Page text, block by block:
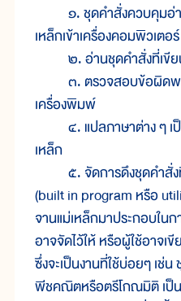
๑. ชุดคำสั่งควบคุมอ่า
เหล็กเข้าเครื่องคอมพิวเตอร์
๒. อ่านชุดคำสั่งที่เขียน
๓. ตรวจสอบข้อผิดพ
เครื่องพิมพ์
๔. แปลภาษาต่าง ๆ เป็น
เหล็ก
๕. จัดการดึงชุดคำสั่งที่
(built in program หรือ
จานแม่เหล็กมาประกอบใน
อาจจัดไว้ให้ หรือผู้ใช้อาจเ
ซึ่งจะเป็นงานที่ใช้บ่อยๆ เช่
พีชคณิตหรือตรีโกณมิติ เป็